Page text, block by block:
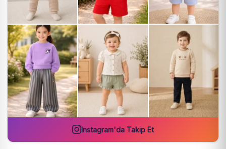
Instagram'da Takip Et